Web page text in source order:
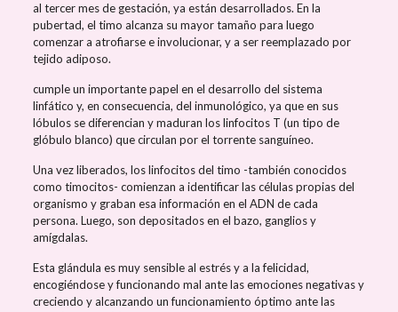
al tercer mes de gestación, ya están desarrollados. En la
pubertad, el timo alcanza su mayor tamaño para luego
comenzar a atrofiarse e involucionar, y a ser reemplazado por
tejido adiposo.
cumple un importante papel en el desarrollo del sistema
linfático y, en consecuencia, del inmunológico, ya que en sus
lóbulos se diferencian y maduran los linfocitos T (un tipo de
glóbulo blanco) que circulan por el torrente sanguíneo.
Una vez liberados, los linfocitos del timo -también conocidos
como timocitos- comienzan a identificar las células propias del
organismo y graban esa información en el ADN de cada
persona. Luego, son depositados en el bazo, ganglios y
amígdalas.
Esta glándula es muy sensible al estrés y a la felicidad,
encogiéndose y funcionando mal ante las emociones negativas y
creciendo y alcanzando un funcionamiento óptimo ante las